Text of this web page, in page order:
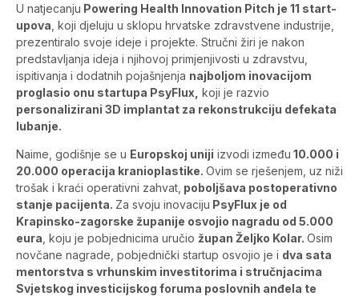
U natjecanju Powering Health Innovation Pitch je 11 start-
upova , koji djeluju u sklopu hrvatske zdravstvene industrije,
prezentiralo svoje ideje i projekte. Stručni žiri je nakon
predstavljanja ideja i njihovoj primjenjivosti u zdravstvu,
ispitivanja i dodatnih pojašnjenja najboljom inovacijom
proglasio onu startupa PsyFlux, koji je razvio
personalizirani 3D implantat za rekonstrukciju defekata
lubanje.
Naime, godišnje se u Europskoj uniji izvodi između 10.000 i
20.000 operacija kranioplastike. Ovim se rješenjem, uz niži
trošak i kraći operativni zahvat, poboljšava postoperativno
stanje pacijenta. Za svoju inovaciju PsyFlux je od
Krapinsko-zagorske županije osvojio nagradu od 5.000
eura , koju je pobjednicima uručio župan Željko Kolar. Osim
novčane nagrade, pobjednički startup osvojio je i dva sata
mentorstva s vrhunskim investitorima i stručnjacima
Svjetskog investicijskog foruma poslovnih anđela te